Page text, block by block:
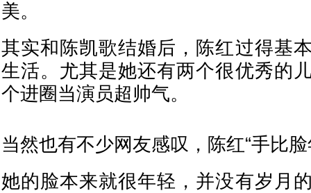
美。
其实和陈凯歌结婚后，陈红过得基
生活。尤其是她还有两个很优秀的
个进圈当演员超帅气。
当然也有不少网友感叹，陈红“手比
她的脸本来就很年轻，并没有岁月